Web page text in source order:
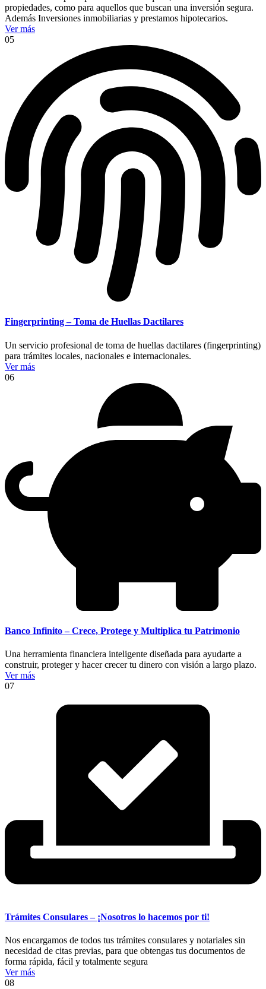
propiedades, como para aquellos que buscan una inversión segura.
Además Inversiones inmobiliarias y prestamos hipotecarios.
Ver más
05
Fingerprinting – Toma de Huellas Dactilares
Un servicio profesional de toma de huellas dactilares (fingerprinting)
para trámites locales, nacionales e internacionales.
Ver más
06
Banco Infinito – Crece, Protege y Multiplica tu Patrimonio
Una herramienta financiera inteligente diseñada para ayudarte a
construir, proteger y hacer crecer tu dinero con visión a largo plazo.
Ver más
07
Trámites Consulares – ¡Nosotros lo hacemos por ti!
Nos encargamos de todos tus trámites consulares y notariales sin
necesidad de citas previas, para que obtengas tus documentos de
forma rápida, fácil y totalmente segura
Ver más
08